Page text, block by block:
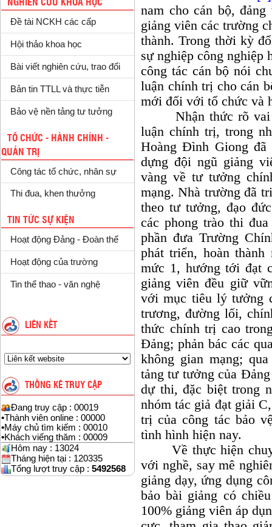
NGHIÊN CỨU KHOA HỌC
Đề tài NCKH các cấp
Hội thảo khoa học
Bài viết nghiên cứu, trao đổi
Bản tin TTLL và thực tiễn
Bảo vệ nền tảng tư tưởng
TỔ CHỨC - HÀNH CHÍNH -
QUẢN TRỊ
Công tác tổ chức, nhân sự
Thi đua, khen thưởng
TIN TỨC SỰ KIỆN
Hoạt động Đảng - Đoàn thể
Hoạt động của trường
Tin thể thao - văn nghệ
LIÊN KẾT
THỐNG KÊ TRUY CẬP
Đang truy cập : 00019
•Thành viên online : 00000
•Máy chủ tìm kiếm : 00010
•Khách viếng thăm : 00009
Hôm nay : 13024
Tháng hiện tại : 120335
Tổng lượt truy cập : 5492568
nam cho cán bộ,
giảng viên các trường
thành. Trong thời kỳ
sự nghiệp công nghiệp
công tác cán bộ nói
luận chính trị cho cán
mới đối với tổ chức và
Nhận thức rõ vai
luận chính trị, trong
Hoàng Đình Giong
dựng đội ngũ giảng
vàng về tư tưởng
mạng. Nhà trường đã
theo tư tưởng, đạo
các phong trào thi
phần đưa Trường
phát triển, hoàn
mức 1, hướng tới đạt
giảng viên đều giữ
với mục tiêu lý tưởng
trương, đường lối,
thức chính trị cao
Đảng; phản bác các
không gian mạng;
tảng tư tưởng của
dự thi, đặc biệt trong
nhóm tác giả đạt giải
trị của công tác bảo
tình hình hiện nay.
Về thực hiện
với nghề, say mê
giảng dạy, ứng dụng
bảo bài giảng có
100% giảng viên áp